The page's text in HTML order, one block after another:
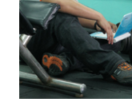
mungkin sebab abg
masalah dyslexia..
dyslexia tu.. lepas tu